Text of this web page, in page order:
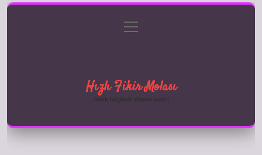
Gizlilik Politikası
menüyü
aç
Hızlı Fikir Molası
Anlık bilgilerle zihnini tazele!